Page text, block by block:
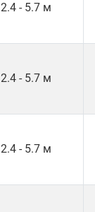
2.4 - 5.7 м
2.4 - 5.7 м
2.4 - 5.7 м